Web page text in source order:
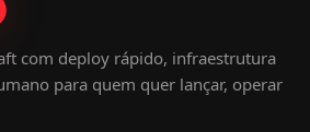
com deploy rápido, infraestrutura
para quem quer lançar, operar